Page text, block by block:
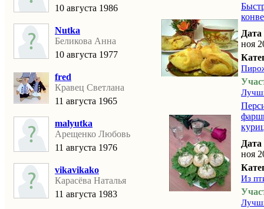
10 августа 1986
Nutka
Беликова Анна
10 августа 1977
fred
Кравец Светлана
11 августа 1965
malyutka
Арещенко Любовь
11 августа 1976
vikavikako
Карасёва Наталья
11 августа 1983
ноя
ноя
Из